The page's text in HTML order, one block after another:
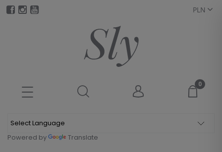
Powered by Translate